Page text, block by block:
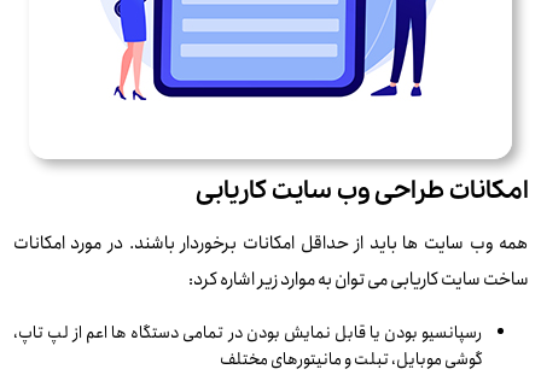
امکانات طراحی وب سایت کاریابی
همه وب سایت ها باید از حداقل امکانات برخوردار باشند. در مورد امکانات
ساخت سایت کاریابی می توان به موارد زیر اشاره کرد:
رسپانسیو بودن یا قابل نمایش بودن در تمامی دستگاه ها اعم از لپ تاپ،
گوشی موبایل، تبلت و مانیتورهای مختلف